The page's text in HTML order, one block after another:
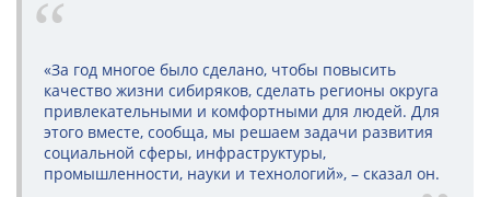
«За год многое было сделано, чтобы повысить
качество жизни сибиряков, сделать регионы округа
привлекательными и комфортными для людей. Для
этого вместе, сообща, мы решаем задачи развития
социальной сферы, инфраструктуры,
промышленности, науки и технологий», – сказал он.